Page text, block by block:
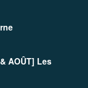
AOÛT] Les